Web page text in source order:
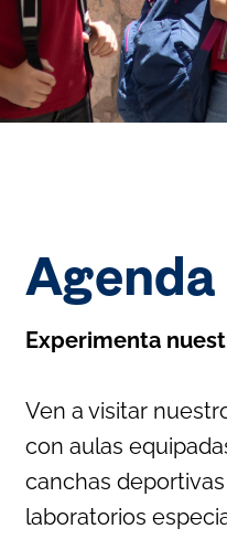
Experimenta
Ven a visitar
con aulas
canchas
laboratorios